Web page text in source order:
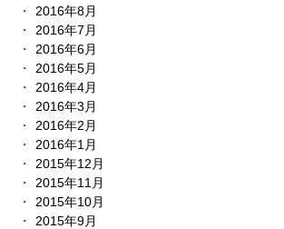
2016年8月
2016年7月
2016年6月
2016年5月
2016年4月
2016年3月
2016年2月
2016年1月
2015年12月
2015年11月
2015年10月
2015年9月